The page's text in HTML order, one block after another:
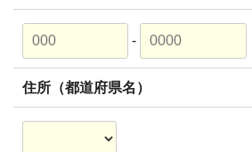
-
住所（都道府県名）